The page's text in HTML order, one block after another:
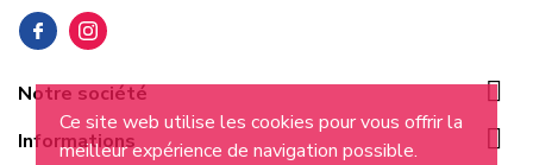
Ce site web utilise les cookies pour vous offrir la
meilleur expérience de navigation possible.
Notre société 
Informations 